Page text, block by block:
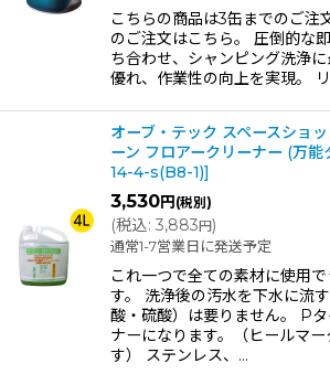
こちらの商品は3缶までのご注
のご注文はこちら。 圧倒的な
ち合わせ、シャンピング洗浄
優れ、作業性の向上を実現。
オーブ・テック スペースショ
ーン フロアークリーナー (万
14-4-s(B8-1)]
3,530円 (税別)
(税込: 3,883円)
通常1-7営業日に発送予定
これ一つで全ての素材に使用
す。 洗浄後の汚水を下水に流
酸・硫酸）は要りません。 P
ナーになります。（ヒールマ
す） ステンレス、…